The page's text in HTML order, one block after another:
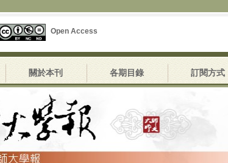
Open Access
關於本刊 各期目錄 訂閱方式